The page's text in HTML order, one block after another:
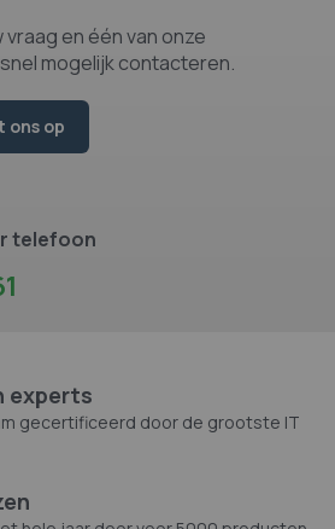
vraag en één van onze
mogelijk contacteren.
ons op
telefoon
experts
gecertificeerd door de grootste IT